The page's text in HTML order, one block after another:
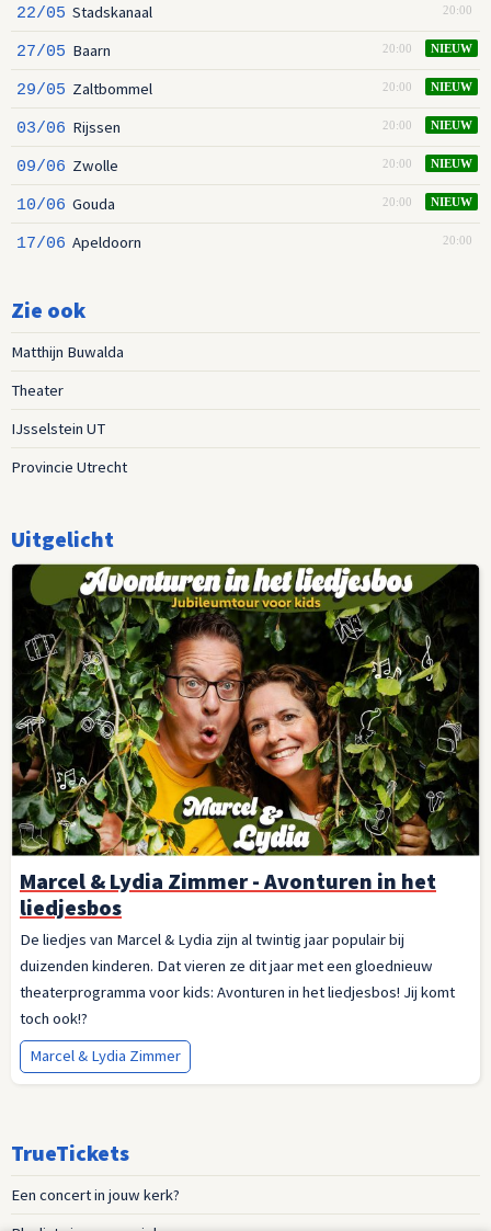
20:00
22/05 Stadskanaal
NIEUW
20:00
27/05 Baarn
NIEUW
20:00
29/05 Zaltbommel
NIEUW
20:00
03/06 Rijssen
NIEUW
20:00
09/06 Zwolle
NIEUW
20:00
10/06 Gouda
20:00
17/06 Apeldoorn
Zie ook
Matthijn Buwalda
Theater
IJsselstein UT
Provincie Utrecht
Uitgelicht
Marcel & Lydia Zimmer - Avonturen in het
liedjesbos
De liedjes van Marcel & Lydia zijn al twintig jaar populair bij
duizenden kinderen. Dat vieren ze dit jaar met een gloednieuw
theaterprogramma voor kids: Avonturen in het liedjesbos! Jij komt
toch ook!?
Marcel & Lydia Zimmer
TrueTickets
Een concert in jouw kerk?